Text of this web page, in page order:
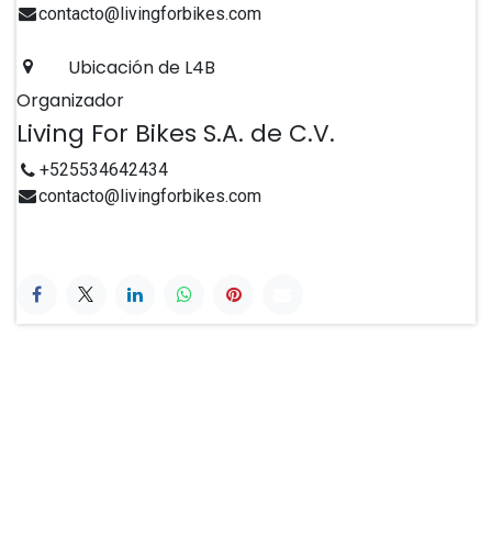
contacto@livingforbikes.com
Ubicación de L4B
Organizador
Living For Bikes S.A. de C.V.
+525534642434
contacto@livingforbikes.com